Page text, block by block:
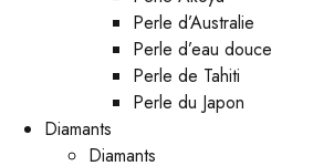
Perle d’Australie
Perle d’eau douce
Perle de Tahiti
Perle du Japon
Diamants
Diamants